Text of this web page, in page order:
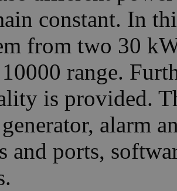
constant. In
from two 30
range.
is provided.
alarm
and ports,